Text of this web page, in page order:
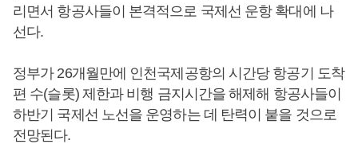
리면서 항공사들이 본격적으로 국제선 운항 확대에 나
선다.
정부가 26개월만에 인천국제공항의 시간당 항공기 도착
편 수(슬롯) 제한과 비행 금지시간을 해제해 항공사들이
하반기 국제선 노선을 운영하는 데 탄력이 붙을 것으로
전망된다.